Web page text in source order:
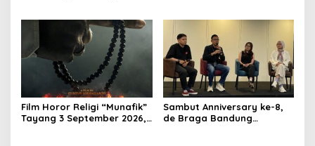
Pengalaman Omakase
Eksklusif
Film Horor Religi “Munafik”
Tayang 3 September 2026,
Sambut Anniversary ke-8,
de Braga Bandung